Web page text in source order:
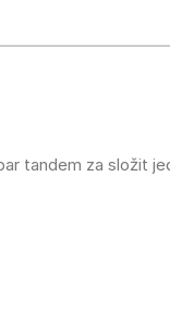
tandem za složit